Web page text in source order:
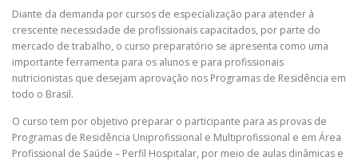
Diante da demanda por cursos de especialização para atender à
crescente necessidade de profissionais capacitados, por parte do
mercado de trabalho, o curso preparatório se apresenta como uma
importante ferramenta para os alunos e para profissionais
nutricionistas que desejam aprovação nos Programas de Residência em
todo o Brasil.
O curso tem por objetivo preparar o participante para as provas de
Programas de Residência Uniprofissional e Multiprofissional e em Área
Profissional de Saúde – Perfil Hospitalar, por meio de aulas dinâmicas e